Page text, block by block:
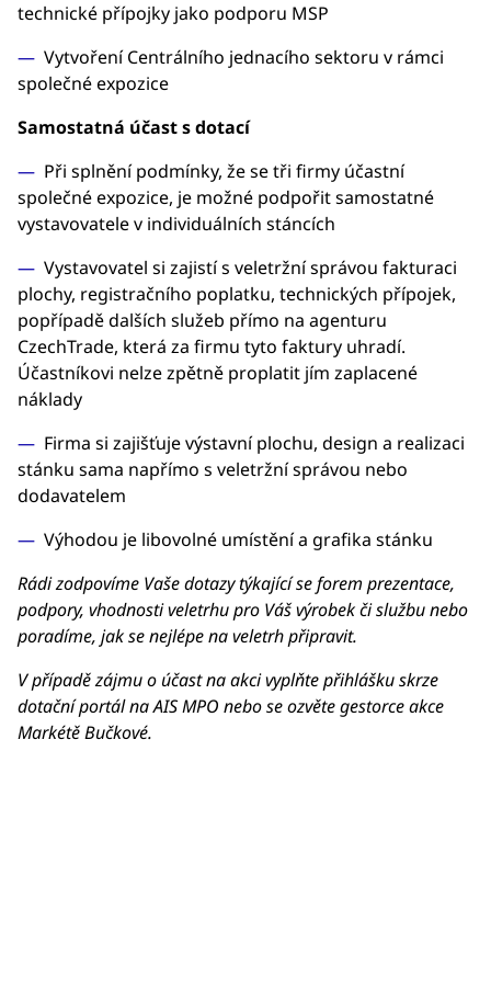
technické přípojky jako podporu MSP
Vytvoření Centrálního jednacího sektoru v rámci
společné expozice
Samostatná účast s dotací
Při splnění podmínky, že se tři firmy účastní
společné expozice, je možné podpořit samostatné
vystavovatele v individuálních stáncích
Vystavovatel si zajistí s veletržní správou fakturaci
plochy, registračního poplatku, technických přípojek,
popřípadě dalších služeb přímo na agenturu
CzechTrade, která za firmu tyto faktury uhradí.
Účastníkovi nelze zpětně proplatit jím zaplacené
náklady
Firma si zajišťuje výstavní plochu, design a realizaci
stánku sama napřímo s veletržní správou nebo
dodavatelem
Výhodou je libovolné umístění a grafika stánku
Rádi zodpovíme Vaše dotazy týkající se forem prezentace,
podpory, vhodnosti veletrhu pro Váš výrobek či službu nebo
poradíme, jak se nejlépe na veletrh připravit.
V případě zájmu o účast na akci vyplňte přihlášku skrze
dotační portál na AIS MPO nebo se ozvěte gestorce akce
Markétě Bučkové.